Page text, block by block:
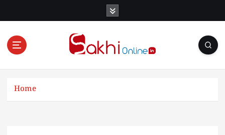
Online News Portal
Home